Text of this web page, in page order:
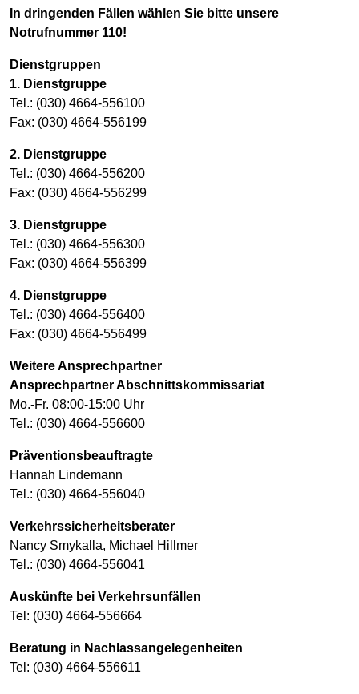
In dringenden Fällen wählen Sie bitte unsere
Notrufnummer 110!
Dienstgruppen
1. Dienstgruppe
Tel.: (030) 4664-556100
Fax: (030) 4664-556199
2. Dienstgruppe
Tel.: (030) 4664-556200
Fax: (030) 4664-556299
3. Dienstgruppe
Tel.: (030) 4664-556300
Fax: (030) 4664-556399
4. Dienstgruppe
Tel.: (030) 4664-556400
Fax: (030) 4664-556499
Weitere Ansprechpartner
Ansprechpartner Abschnittskommissariat
Mo.-Fr. 08:00-15:00 Uhr
Tel.: (030) 4664-556600
Präventionsbeauftragte
Hannah Lindemann
Tel.: (030) 4664-556040
Verkehrssicherheitsberater
Nancy Smykalla, Michael Hillmer
Tel.: (030) 4664-556041
Auskünfte bei Verkehrsunfällen
Tel: (030) 4664-556664
Beratung in Nachlassangelegenheiten
Tel: (030) 4664-556611